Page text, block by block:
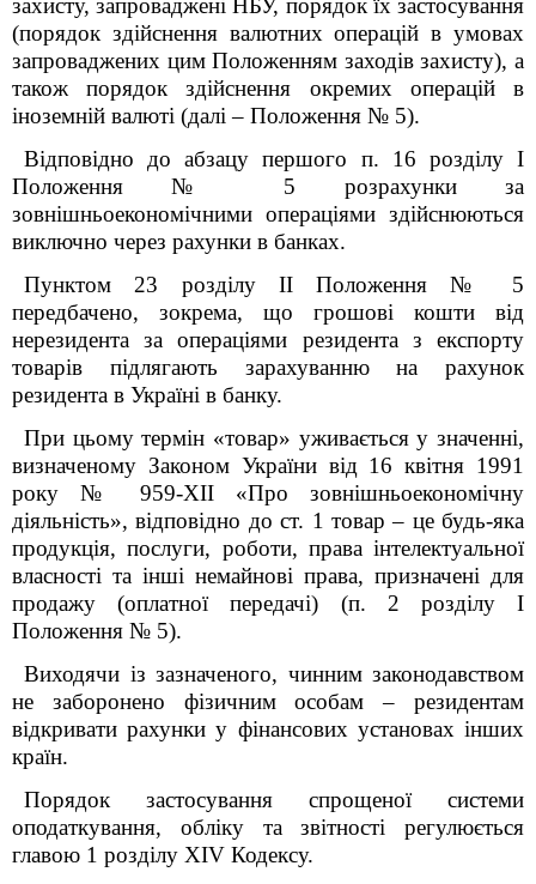
захисту, запроваджені НБУ, порядок їх застосування
(порядок здійснення валютних операцій в умовах
запроваджених цим Положенням заходів захисту), а
також порядок здійснення окремих операцій в
іноземній валюті (далі – Положення № 5).
Відповідно до абзацу першого п. 16 розділу I
Положення № 5 розрахунки за
зовнішньоекономічними операціями здійснюються
виключно через рахунки в банках.
Пунктом 23 розділу IIПоложення № 5
передбачено, зокрема, що грошові кошти від
нерезидента за операціями резидента з експорту
товарів підлягають зарахуванню на рахунок
резидента в Україні в банку.
При цьому термін «товар» уживається у значенні,
визначеному Законом України від 16 квітня 1991
року № 959-XII «Про зовнішньоекономічну
діяльність», відповідно до ст. 1 товар – це будь-яка
продукція, послуги, роботи, права інтелектуальної
власності та інші немайнові права, призначені для
продажу (оплатної передачі) (п. 2 розділу I
Положення № 5).
Виходячи із зазначеного, чинним законодавством
не заборонено фізичним особам – резидентам
відкривати рахунки у фінансових установах інших
країн.
Порядок застосування спрощеної системи
оподаткування, обліку та звітності регулюється
главою 1 розділу XIV Кодексу.